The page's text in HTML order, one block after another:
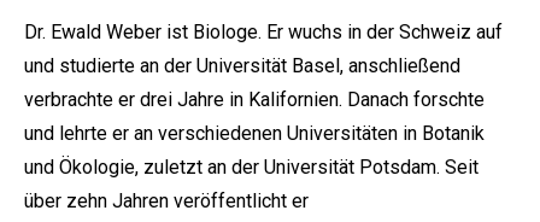
Dr. Ewald Weber ist Biologe. Er wuchs in der Schweiz auf
und studierte an der Universität Basel, anschließend
verbrachte er drei Jahre in Kalifornien. Danach forschte
und lehrte er an verschiedenen Universitäten in Botanik
und Ökologie, zuletzt an der Universität Potsdam. Seit
über zehn Jahren veröffentlicht er